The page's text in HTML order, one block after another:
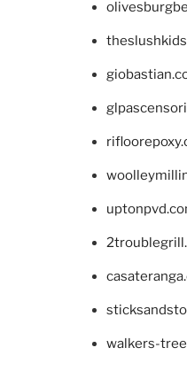
walkers-